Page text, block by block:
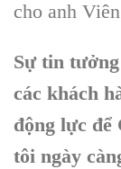
cho anh
Sự tin
các khách
động lực để
tôi ngày